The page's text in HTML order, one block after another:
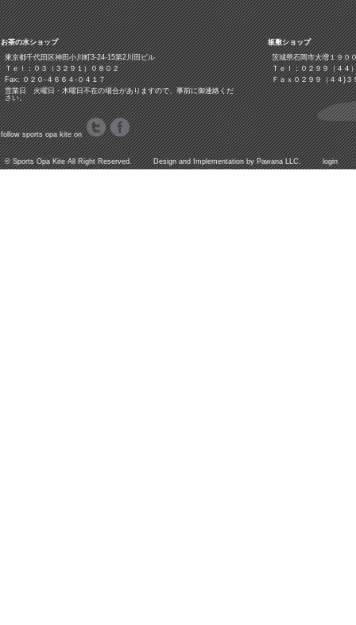
お茶の水ショップ
東京都千代田区神田小川町3‐24‐15第2川田ビル
Ｔｅｌ：０３（３２９１）０８０２
Fax: ０２０-４６６４-０４１７
営業日 火曜日・木曜日不在の場合がありますので、事前に御連絡くだ
さい。
follow sports opa kite on
板敷ショップ
茨城県石岡市大増１９０
Ｔｅｌ：０２９９（４４
Ｆａｘ０２９９（４４)３
©Sports Opa KiteAll Right Reserved. Design and Implementation byPawana LLC. login